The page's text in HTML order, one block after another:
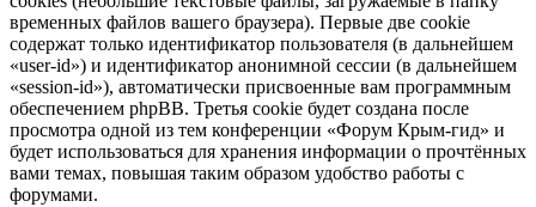
временных файлов вашего браузера). Первые две cookie
содержат только идентификатор пользователя (в дальнейшем
«user-id») и идентификатор анонимной сессии (в дальнейшем
«session-id»), автоматически присвоенные вам программным
обеспечением phpBB. Третья cookie будет создана после
просмотра одной из тем конференции «Форум Крым-гид» и
будет использоваться для хранения информации о прочтённых
вами темах, повышая таким образом удобство работы с
форумами.